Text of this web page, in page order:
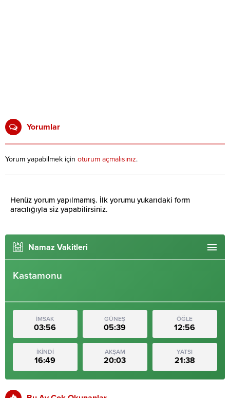
Yorumlar
Yorum yapabilmek için oturum açmalısınız.
Henüz yorum yapılmamış. İlk yorumu yukarıdaki form
aracılığıyla siz yapabilirsiniz.
Namaz Vakitleri
Kastamonu
İMSAK
03:56
GÜNEŞ
05:39
ÖĞLE
12:56
İKİNDİ
16:49
AKŞAM
20:03
YATSI
21:38